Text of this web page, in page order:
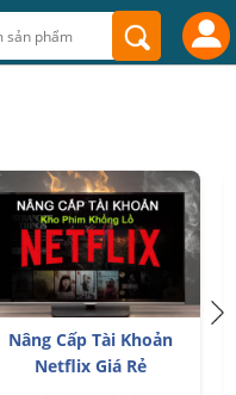
Nâng Cấp Tài Khoản
Netflix Giá Rẻ